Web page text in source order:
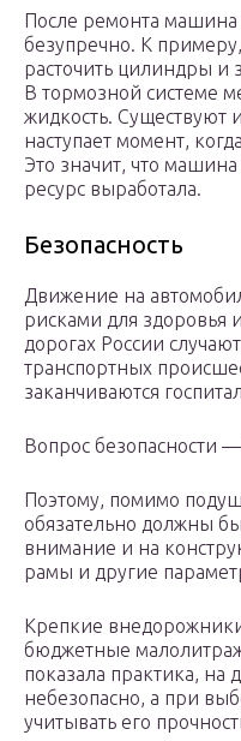
После ремонта машина
безупречно. К
расточить цилиндры и
В тормозной системе
жидкость. Существуют
наступает момент,
Это значит, что
ресурс выработала.
Безопасность
Движение на
рисками для здоровья
дорогах России
транспортных
заканчиваются
Вопрос безопасности
Поэтому, помимо
обязательно должны
внимание и на
рамы и другие
Крепкие
бюджетные
показала практика, на
небезопасно, а при
учитывать его